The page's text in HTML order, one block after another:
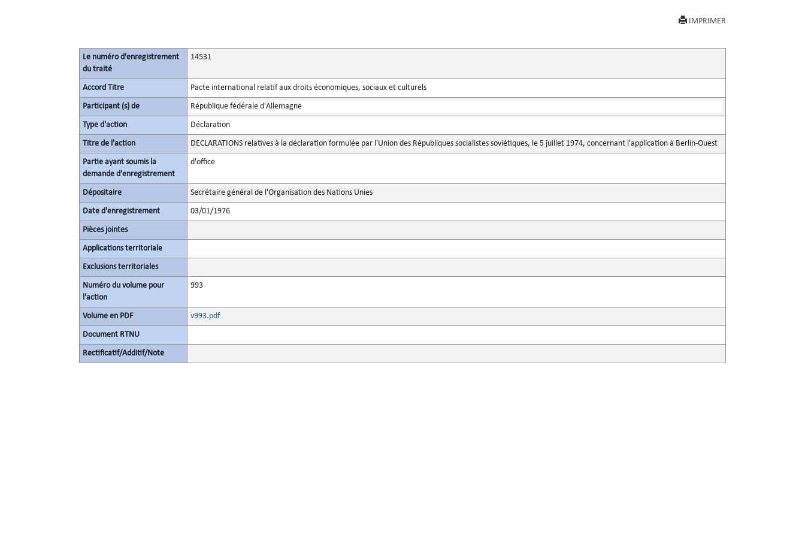
IMPRIMER
Le numéro d'enregistrement
du traité
14531
Accord Titre Pacte international relatif aux droits économiques, sociaux et culturels
Participant (s) de République fédérale d'Allemagne
Type d'action Déclaration
Titre de l'action DECLARATIONS relatives à la déclaration formulée par l'Union des Républiques socialistes soviétiques, le 5 juillet 1974, concernant l'application à Berlin-Ouest
Partie ayant soumis la
demande d’enregistrement
d'office
Dépositaire Secrétaire général de l'Organisation des Nations Unies
Date d'enregistrement 03/01/1976
Pièces jointes
Applications territoriale
Exclusions territoriales
Numéro du volume pour
l'action
993
Volume en PDF v993.pdf
Document RTNU
Rectificatif/Additif/Note